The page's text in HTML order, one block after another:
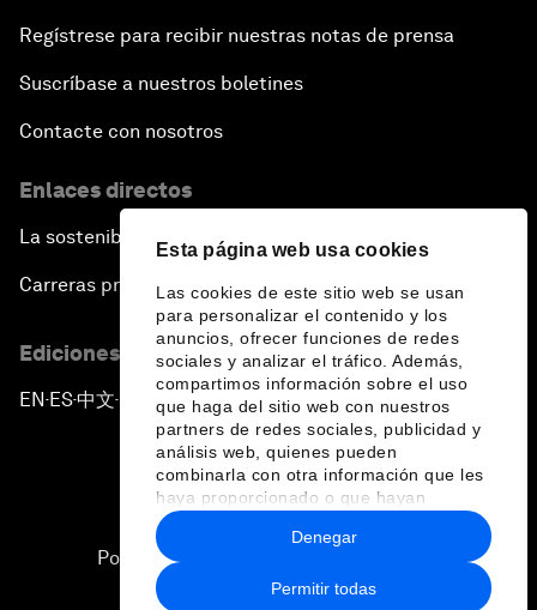
Esta página web usa cookies
Las cookies de este sitio web se usan
para personalizar el contenido y los
anuncios, ofrecer funciones de redes
sociales y analizar el tráfico. Además,
compartimos información sobre el uso
que haga del sitio web con nuestros
partners de redes sociales, publicidad y
análisis web, quienes pueden
combinarla con otra información que les
haya proporcionado o que hayan
recopilado a partir del uso que haya
hecho de sus servicios.
Permitir todas
Denegar
Regístrese para recibir nuestras notas de prensa
Suscríbase a nuestros boletines
Contacte con nosotros
Enlaces directos
La sostenibilidad en el Foro
Carreras profesionales
Ediciones en otros idiomas
EN ▪ES▪中文▪ 日本語
Política de privacidad y normas de uso
Sitemap